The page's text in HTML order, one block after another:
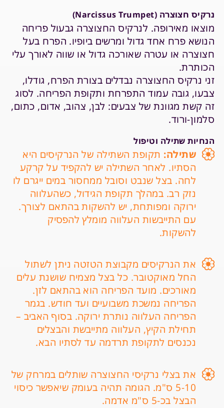
נרקיס חצוצרה (Narcissus Trumpet)
מוצאו מאירופה. לנרקיס החצוצרה גבעול פריחה
הנושא פרח אחד גדול ומרשים ביופיו. הפרח בעל
חצוצרה או עטרה שאורכה גדול או שווה לאורך עלי
הכותרת.
זני נרקיס החצוצרה נבדלים בצורת הפרח, גודלו,
צבעו, גובה עמוד התפרחת ותקופת הפריחה. לסוג
זה קשת מגוונת של צבעים: לבן, צהוב, אדום, כתום,
סלמון-ורוד.
הנחיות שתילה וטיפול
שתילה: תקופת השתילה של הנרקיסים היא
הסתיו. לאחר השתילה יש להקפיד על קרקע
לחה. בצל שנבט וסובל ממחסור במים ייגרם לו
נזק רב. במהלך תקופת הגידול, כשהעלווה
ירוקה ומפותחת, יש להשקות בהתאם לצורך.
עם התייבשות העלווה מומלץ להפסיק
להשקות.
את הנרקיסים מקבוצת הטזטה ניתן לשתול
החל מאוקטובר. כל בצל מצמיח שושנת עלים
מאורכים. מועד הפריחה הוא בהתאם לזן.
הפריחה נמשכת משבועיים ועד חודש. בגמר
הפריחה העלווה נותרת ירוקה. בסוף האביב –
תחילת הקיץ, העלווה מתייבשת והבצלים
נכנסים לתקופת תרדמה עד לסתיו הבא.
את בצלי נרקיסי החצוצרה שותלים במרחק של
5-10 ס"מ. הגומה תהיה בעומק שיאפשר כיסוי
הבצל בכ-5 ס"מ אדמה.